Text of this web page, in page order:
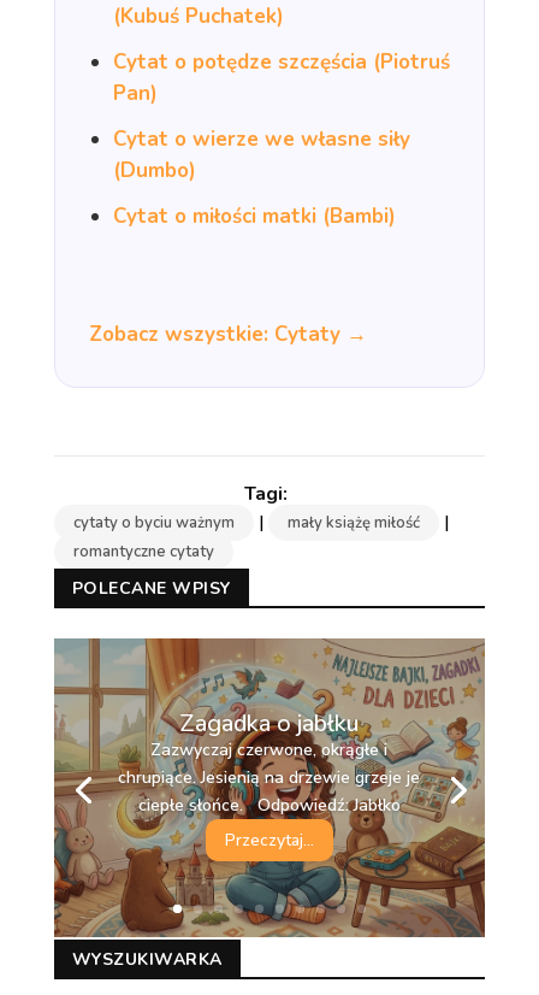
(Kubuś Puchatek)
Cytat o potędze szczęścia (Piotruś
Pan)
Cytat o wierze we własne siły
(Dumbo)
Cytat o miłości matki (Bambi)
Zobacz wszystkie: Cytaty →
cytaty o byciu ważnym | mały książę miłość |
romantyczne cytaty
POLECANE WPISY
Zagadka o jabłku
Zazwyczaj czerwone, okrągłe i
chrupiące. Jesienią na drzewie grzeje je
ciepłe słońce. Odpowiedź: Jabłko
Przeczytaj...
WYSZUKIWARKA